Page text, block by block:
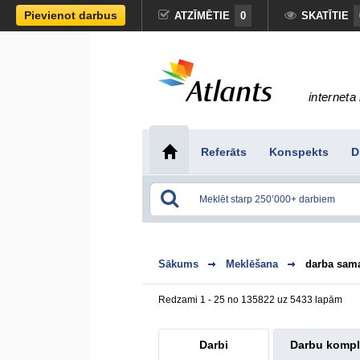
Pievienot darbus ATZĪMĒTIE 0 SKATĪTIE
interneta
Referāts Konspekts
Sākums Meklēšana darba
Redzami 1 - 25 no 135822 uz 5433 lapām
Darbi Darbu